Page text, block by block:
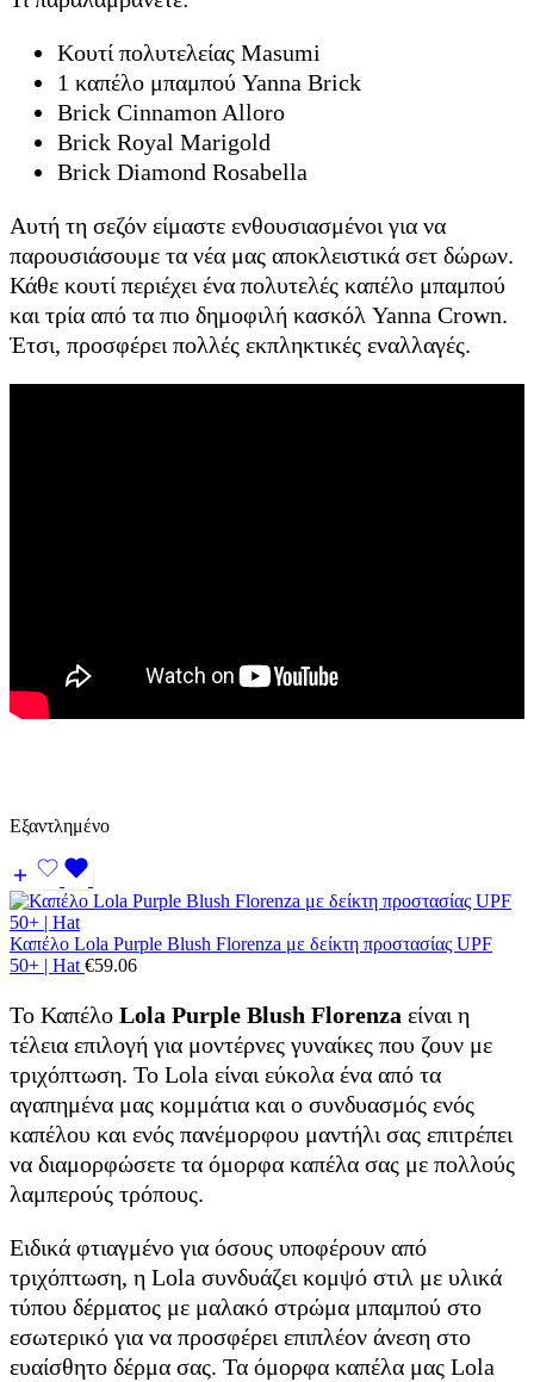
Κουτί πολυτελείας Masumi
1 καπέλο μπαμπού Yanna Brick
Brick Cinnamon Alloro
Brick Royal Marigold
Brick Diamond Rosabella
Αυτή τη σεζόν είμαστε ενθουσιασμένοι για να
παρουσιάσουμε τα νέα μας αποκλειστικά σετ δώρων.
Κάθε κουτί περιέχει ένα πολυτελές καπέλο μπαμπού
και τρία από τα πιο δημοφιλή κασκόλ Yanna Crown.
Έτσι, προσφέρει πολλές εκπληκτικές εναλλαγές.
Εξαντλημένο
Καπέλο Lola Purple Blush Florenza με δείκτη προστασίας UPF
50+ | Hat€59.06
Το Καπέλο Lola Purple Blush Florenza είναι η
τέλεια επιλογή για μοντέρνες γυναίκες που ζουν με
τριχόπτωση. Το Lola είναι εύκολα ένα από τα
αγαπημένα μας κομμάτια και ο συνδυασμός ενός
καπέλου και ενός πανέμορφου μαντήλι σας επιτρέπει
να διαμορφώσετε τα όμορφα καπέλα σας με πολλούς
λαμπερούς τρόπους.
Ειδικά φτιαγμένο για όσους υποφέρουν από
τριχόπτωση, η Lola συνδυάζει κομψό στιλ με υλικά
τύπου δέρματος με μαλακό στρώμα μπαμπού στο
εσωτερικό για να προσφέρει επιπλέον άνεση στο
ευαίσθητο δέρμα σας. Τα όμορφα καπέλα μας Lola